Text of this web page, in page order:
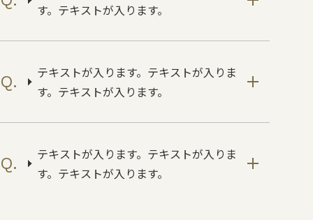
す。テキストが入ります。
テキストが入ります。テキストが入りま
す。テキストが入ります。
テキストが入ります。テキストが入りま
す。テキストが入ります。